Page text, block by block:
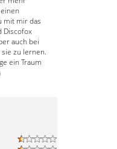
mit mir das
Discofox
auch bei
zu lernen.
ein Traum